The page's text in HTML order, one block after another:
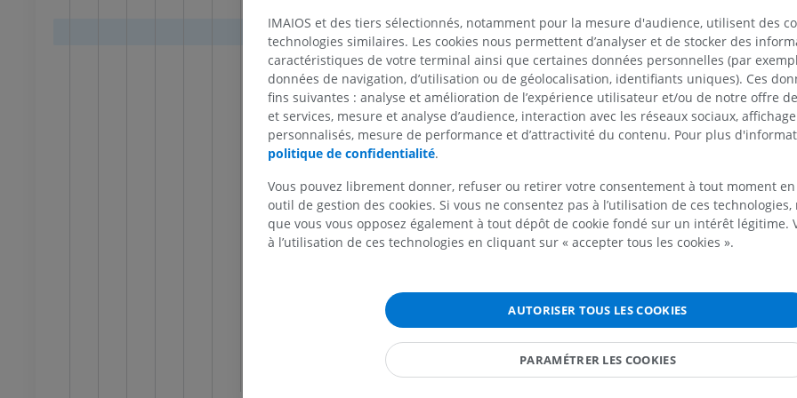
Noyaux vestibulaires
Noyaux du corps trapézoïde
Noyau olivaire supérieur
Noyaux du lemnisque latéral
Noyau du nerf facial
Noyau du nerf abducens
Noyau salivaire supérieur
Noyau lacrymal
Noyaux parabrachiaux
Substance grise du pont
Formation réticulaire du pont
Substance blanche du pont
Lesnoyaux vestibulairestraitent
informations provenant de
concernant la position et les
la tête – plus précisément les
relatives à l'accélération
provenance descanaux
que les informations relatives à
axones centraux des noyaux
relaient également ces
concernant la position et les
la tête vers l'encéphale. Ce
coordination des mouvements
tête et du corps pour
Rôle dans le maintien de
l'orientation spatiale
vestibulairesentretiennent des
IRM de l’avant-pied
IRM du membre inférieur
Radiographies du membre
Radiographies
IRM de l'épaule
IRM
PREMIUM
IRM du poignet
IRM du coude
IRM
PREMIUM
IRM
PREMIUM
Radiographies du membre
supérieur
Radiographies
inférieur
Radiographies
GRATUIT
IRM du
IRM
IRM de hanche
IRM
PREMIUM
IRM du genou
PREMIUM
Arthroscanner
IMAIOS et des tiers sélectionnés, notamment pour la mesure d'audience, utilisent des
technologies similaires. Les cookies nous permettent d’analyser et de stocker des
caractéristiques de votre terminal ainsi que certaines données personnelles (par
données de navigation, d’utilisation ou de géolocalisation, identifiants uniques). Ces
fins suivantes : analyse et amélioration de l’expérience utilisateur et/ou de notre offre
et services, mesure et analyse d’audience, interaction avec les réseaux sociaux,
personnalisés, mesure de performance et d’attractivité du contenu. Pour plus
politique de confidentialité.
Vous pouvez librement donner, refuser ou retirer votre consentement à tout moment
outil de gestion des cookies. Si vous ne consentez pas à l’utilisation de ces
que vous vous opposez également à tout dépôt de cookie fondé sur un intérêt légitime.
à l’utilisation de ces technologies en cliquant sur « accepter tous les cookies ».
AUTORISER TOUS LES COOKIES
PARAMÉTRER LES COOKIES